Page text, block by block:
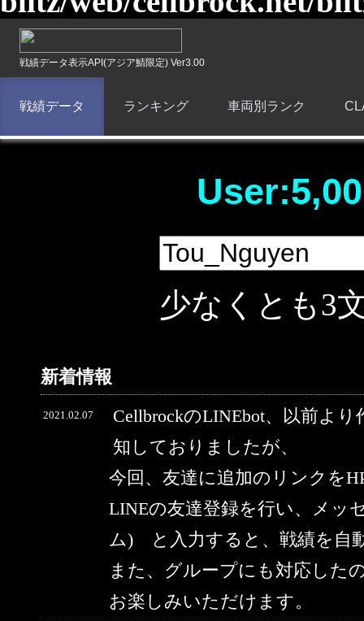
戦績データ表示API(アジア鯖限定) Ver3.00
戦績データ ランキング 車両別ランク
少なくとも3
新着情報
2021.02.07
CellbrockのLINEbot、以前よ
知しておりましたが、
今回、友達に追加のリンクを
LINEの友達登録を行い、メ
ム) と入力すると、戦績を自
また、グループにも対応した
お楽しみいただけます。